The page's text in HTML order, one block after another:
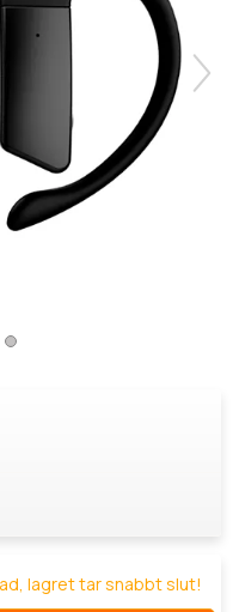
lagret tar snabbt slut!